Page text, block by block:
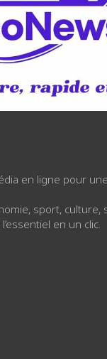
en ligne pour
sport, culture,
en un clic.